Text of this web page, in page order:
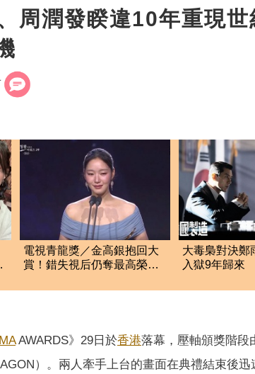
周潤發睽違10年重現
電視青龍獎／金高銀抱回大
賞！錯失視后仍奪最高榮
大毒梟對決鄭
入獄9年歸來
AWARDS》29日於香港落幕，壓軸頒獎階段
）。兩人牽手上台的畫面在典禮結束後